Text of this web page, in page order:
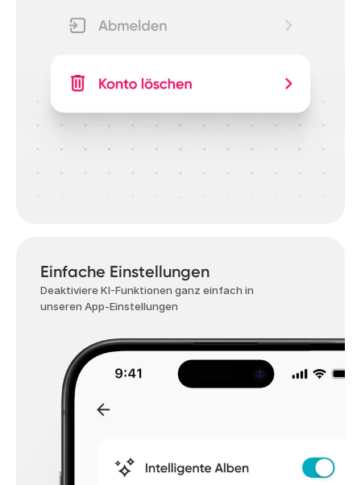
Einfache Einstellungen
Deaktiviere KI-Funktionen ganz einfach in
unseren App-Einstellungen